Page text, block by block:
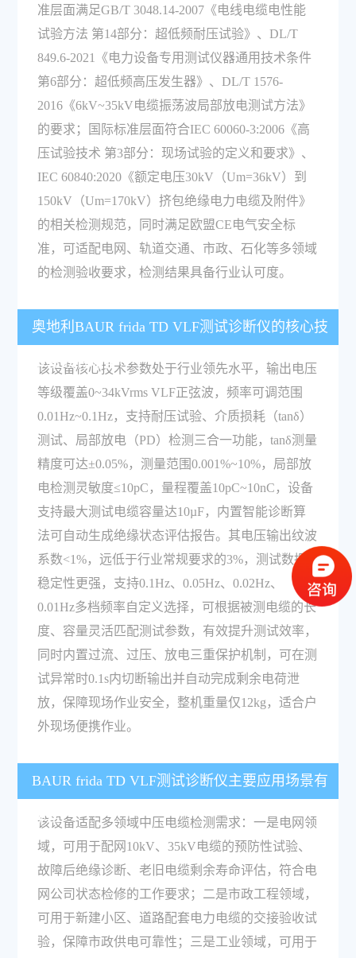
准层面满足GB/T 3048.14-2007《电线电缆电性能
试验方法 第14部分：超低频耐压试验》、DL/T
849.6-2021《电力设备专用测试仪器通用技术条件
第6部分：超低频高压发生器》、DL/T 1576-
2016《6kV~35kV电缆振荡波局部放电测试方法》
的要求；国际标准层面符合IEC 60060-3:2006《高
压试验技术 第3部分：现场试验的定义和要求》、
IEC 60840:2020《额定电压30kV（Um=36kV）到
150kV（Um=170kV）挤包绝缘电力电缆及附件》
的相关检测规范，同时满足欧盟CE电气安全标
准，可适配电网、轨道交通、市政、石化等多领域
的检测验收要求，检测结果具备行业认可度。
奥地利BAUR frida TD VLF测试诊断仪的核心技
术参数有哪些？
该设备核心技术参数处于行业领先水平，输出电压
等级覆盖0~34kVrms VLF正弦波，频率可调范围
0.01Hz~0.1Hz，支持耐压试验、介质损耗（tanδ）
测试、局部放电（PD）检测三合一功能，tanδ测量
精度可达±0.05%，测量范围0.001%~10%，局部放
电检测灵敏度≤10pC，量程覆盖10pC~10nC，设备
支持最大测试电缆容量达10µF，内置智能诊断算
法可自动生成绝缘状态评估报告。其电压输出纹波
系数<1%，远低于行业常规要求的3%，测试数据
稳定性更强，支持0.1Hz、0.05Hz、0.02Hz、
0.01Hz多档频率自定义选择，可根据被测电缆的长
度、容量灵活匹配测试参数，有效提升测试效率，
同时内置过流、过压、放电三重保护机制，可在测
试异常时0.1s内切断输出并自动完成剩余电荷泄
放，保障现场作业安全，整机重量仅12kg，适合户
外现场便携作业。
BAUR frida TD VLF测试诊断仪主要应用场景有
哪些？
该设备适配多领域中压电缆检测需求：一是电网领
域，可用于配网10kV、35kV电缆的预防性试验、
故障后绝缘诊断、老旧电缆剩余寿命评估，符合电
网公司状态检修的工作要求；二是市政工程领域，
可用于新建小区、道路配套电力电缆的交接验收试
验，保障市政供电可靠性；三是工业领域，可用于